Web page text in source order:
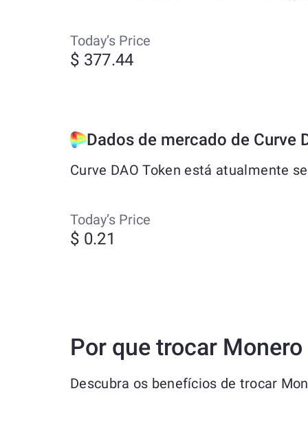
Today’s Price
$ 377.44
Dados de mercado de Curve
Curve DAO Token está atualmente
Today’s Price
$ 0.21
Por que trocar Monero
Descubra os benefícios de trocar